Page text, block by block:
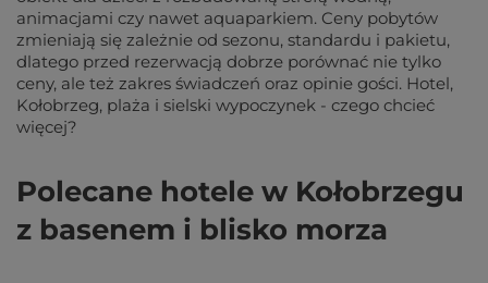
animacjami czy nawet aquaparkiem. Ceny pobytów
zmieniają się zależnie od sezonu, standardu i pakietu,
dlatego przed rezerwacją dobrze porównać nie tylko
ceny, ale też zakres świadczeń oraz opinie gości. Hotel,
Kołobrzeg, plaża i sielski wypoczynek - czego chcieć
więcej?
Polecane hotele w Kołobrzegu
z basenem i blisko morza